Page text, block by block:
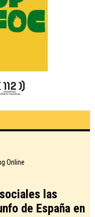
Online
las
de España en